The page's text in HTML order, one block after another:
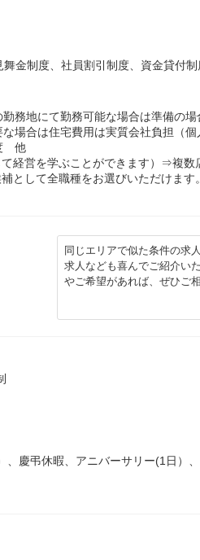
金制度、社員割引制度、資金貸付制
務地にて勤務可能な場合は準備の場
場合は住宅費用は実質会社負担（個
他
経営を学ぶことができます）⇒複数
して全職種をお選びいただけます。
同じエリアで似た条件の求
求人なども喜んでご紹介い
やご希望があれば、ぜひご
慶弔休暇、アニバーサリー(1日）